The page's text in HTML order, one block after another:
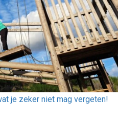
je zeker niet mag vergeten!